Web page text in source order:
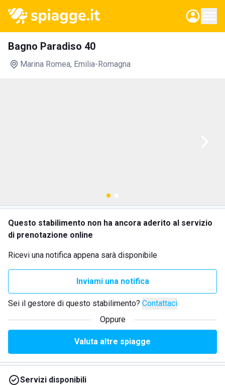
Bagno Paradiso 40
Marina Romea, Emilia-Romagna
Questo stabilimento non ha ancora aderito al servizio
di prenotazione online
Ricevi una notifica appena sarà disponibile
Inviami una notifica
Sei il gestore di questo stabilimento? Contattaci
Oppure
Valuta altre spiagge
Servizi disponibili